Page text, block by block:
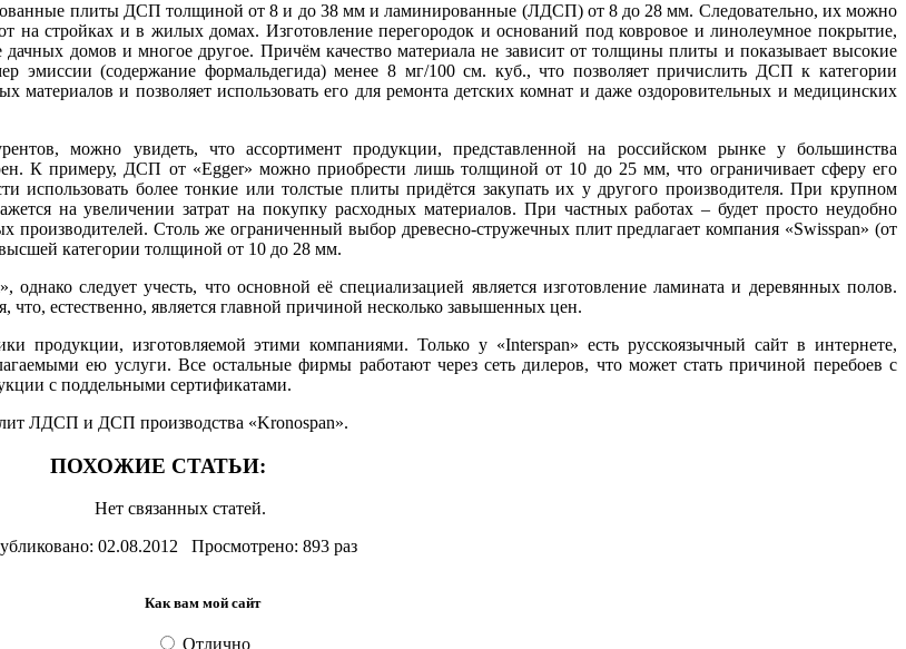
плиты ДСП толщиной от 8 и до 38 мм и ламинированные (ЛДСП) от 8 до 28 мм. Следовательно, их можно
на стройках и в жилых домах. Изготовление перегородок и оснований под ковровое и линолеумное покрытие,
домов и многое другое. Причём качество материала не зависит от толщины плиты и показывает высокие
эмиссии (содержание формальдегида) менее 8 мг/100 см. куб., что позволяет причислить ДСП к категории
материалов и позволяет использовать его для ремонта детских комнат и даже оздоровительных и медицинских
можно увидеть, что ассортимент продукции, представленной на российском рынке у большинства
К примеру, ДСП от «Egger» можно приобрести лишь толщиной от 10 до 25 мм, что ограничивает сферу его
использовать более тонкие или толстые плиты придётся закупать их у другого производителя. При крупном
на увеличении затрат на покупку расходных материалов. При частных работах – будет просто неудобно
производителей. Столь же ограниченный выбор древесно-стружечных плит предлагает компания «Swisspan» (от
категории толщиной от 10 до 28 мм.
следует учесть, что основной её специализацией является изготовление ламината и деревянных полов.
естественно, является главной причиной несколько завышенных цен.
продукции, изготовляемой этими компаниями. Только у «Interspan» есть русскоязычный сайт в интернете,
ею услуги. Все остальные фирмы работают через сеть дилеров, что может стать причиной перебоев с
с поддельными сертификатами.
ЛДСП и ДСП производства «Kronospan».
ПОХОЖИЕ СТАТЬИ:
Нет связанных статей.
02.08.2012 Просмотрено: 893 раз
Как вам мой сайт
Отлично